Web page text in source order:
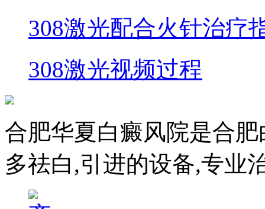
308激光配合火针治疗
308激光视频过程
合肥华夏白癜风院是合
多祛白,引进的设备,专业